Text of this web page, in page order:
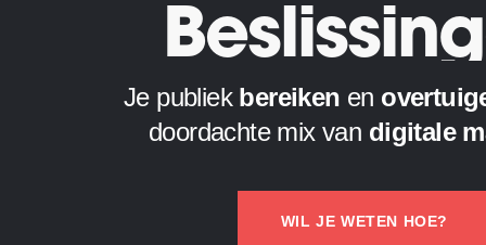
Je publiek bereiken en
doordachte mix van digitale
WIL JE WETEN HOE?